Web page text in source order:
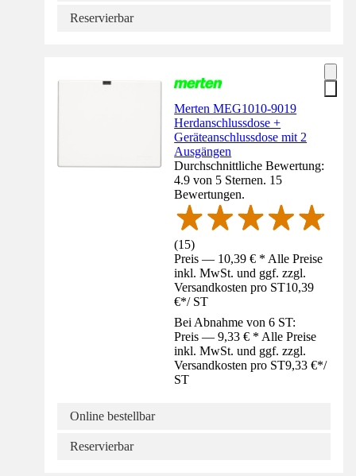
Reservierbar
Merten MEG1010-9019
Herdanschlussdose +
Geräteanschlussdose mit 2
Ausgängen
Durchschnittliche Bewertung:
4.9 von 5 Sternen. 15
Bewertungen.
(15)
Preis — 10,39 € * Alle Preise
inkl. MwSt. und ggf. zzgl.
Versandkosten pro ST10,39
€*/ ST
Bei Abnahme von 6 ST:
Preis — 9,33 € * Alle Preise
inkl. MwSt. und ggf. zzgl.
Versandkosten pro ST9,33 €*/
ST
Online bestellbar
Reservierbar